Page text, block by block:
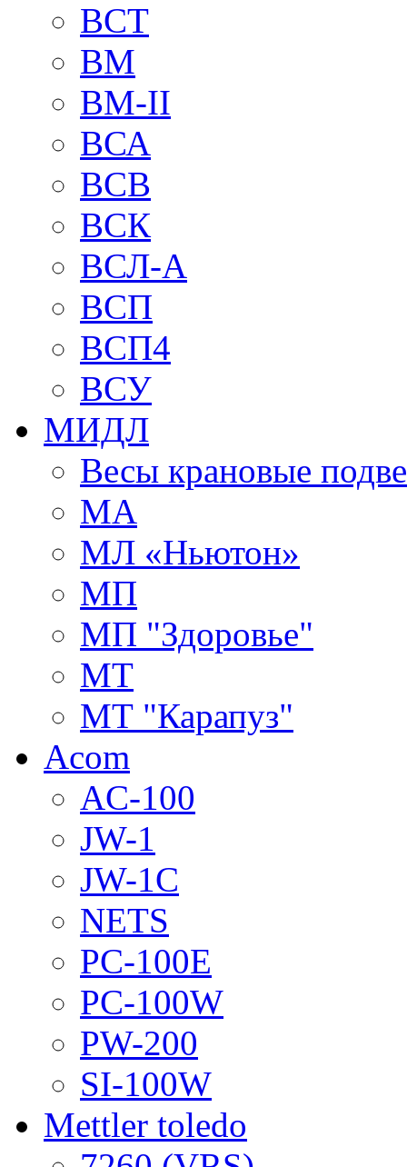
BCT
BM
BM-II
ВСА
ВСВ
ВСК
ВСЛ-А
ВСП
ВСП4
ВСУ
МИДЛ
Весы крановые
МА
МЛ «Ньютон»
МП
МП "Здоровье"
МТ
МТ "Карапуз"
Acom
AC-100
JW-1
JW-1C
NETS
PC-100E
PC-100W
PW-200
SI-100W
Mettler toledo